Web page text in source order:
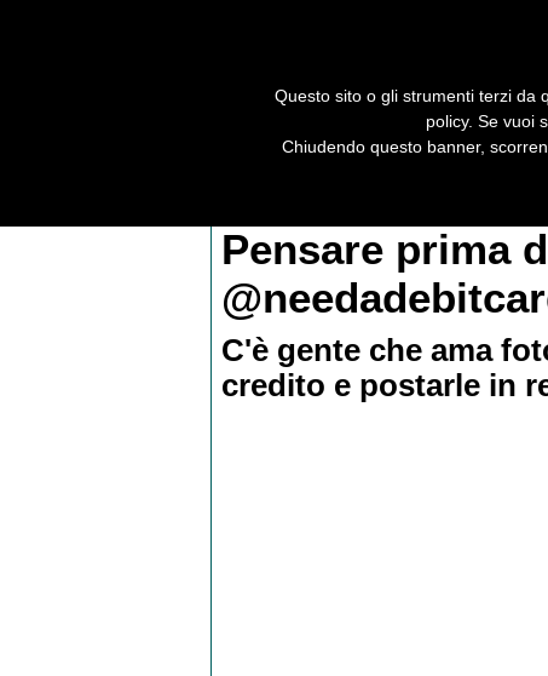
Recensioni
Pensare prima
C'è gente che ama
credito e postarle in
Questo sito o gli strumenti terzi da
policy. Se vuoi
Chiudendo questo banner,